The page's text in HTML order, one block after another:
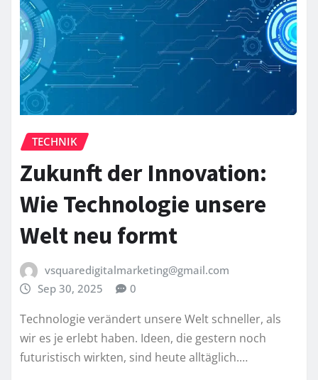
TECHNIK
Zukunft der Innovation:
Wie Technologie unsere
Welt neu formt
vsquaredigitalmarketing@gmail.com
Sep 30, 2025
0
Technologie verändert unsere Welt schneller, als
wir es je erlebt haben. Ideen, die gestern noch
futuristisch wirkten, sind heute alltäglich.…